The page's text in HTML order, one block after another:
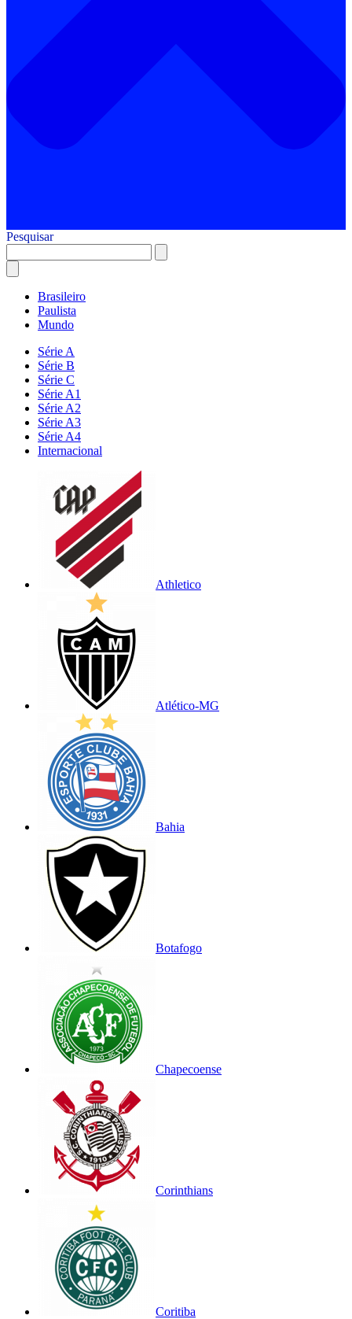
Pesquisar
Brasileiro
Paulista
Mundo
Série A
Série B
Série C
Série A1
Série A2
Série A3
Série A4
Internacional
Athletico
Atlético-MG
Bahia
Botafogo
Chapecoense
Corinthians
Coritiba